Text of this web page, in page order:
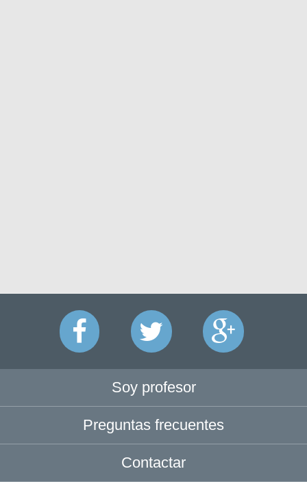
Soy profesor
Preguntas frecuentes
Contactar